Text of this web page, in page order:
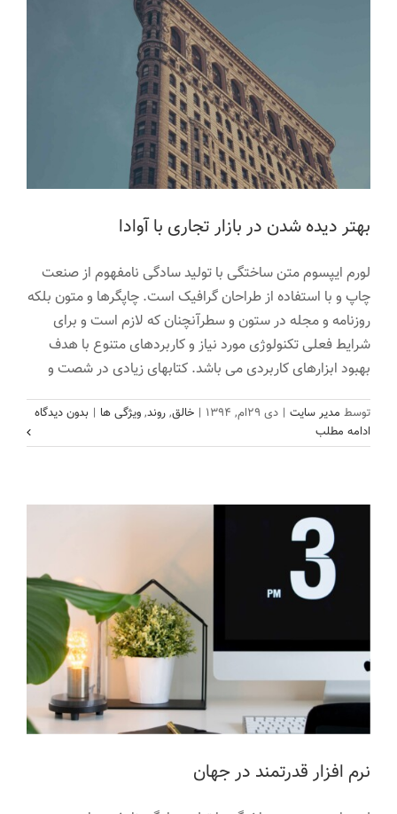
بهتر دیده شدن در بازار تجاری با آوادا
لورم ایپسوم متن ساختگی با تولید سادگی نامفهوم از صنعت
چاپ و با استفاده از طراحان گرافیک است. چاپگرها و متون بلکه
روزنامه و مجله در ستون و سطرآنچنان که لازم است و برای
شرایط فعلی تکنولوژی مورد نیاز و کاربردهای متنوع با هدف
بهبود ابزارهای کاربردی می باشد. کتابهای زیادی در شصت و
توسط مدیر سایت | دی ۲۹ام, ۱۳۹۴ | خالق, روند, ویژگی ها | بدون دیدگاه
ادامه مطلب
نرم افزار قدرتمند در جهان
نرم افزار قدرتمند در جهان